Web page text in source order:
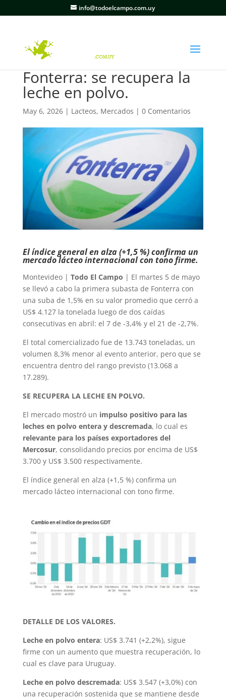
info@todoelcampo.com.uy
Fonterra: se recupera la
leche en polvo.
May 6, 2026| Lacteos, Mercados | 0 Comentarios
El índice general en alza (+1,5 %) confirma un
mercado lácteo internacional con tono firme.
Montevideo | Todo El Campo | El martes 5 de mayo
se llevó a cabo la primera subasta de Fonterra con
una suba de 1,5% en su valor promedio que cerró a
US$ 4.127 la tonelada luego de dos caídas
consecutivas en abril: el 7 de -3,4% y el 21 de -2,7%.
El total comercializado fue de 13.743 toneladas, un
volumen 8,3% menor al evento anterior, pero que se
encuentra dentro del rango previsto (13.068 a
17.289).
SE RECUPERA LA LECHE EN POLVO.
El mercado mostró un impulso positivo para las
leches en polvo entera y descremada, lo cual es
relevante para los países exportadores del
Mercosur, consolidando precios por encima de US$
3.700 y US$ 3.500 respectivamente.
El índice general en alza (+1,5 %) confirma un
mercado lácteo internacional con tono firme.
DETALLE DE LOS VALORES.
Leche en polvo entera: US$ 3.741 (+2,2%), sigue
firme con un aumento que muestra recuperación, lo
cual es clave para Uruguay.
Leche en polvo descremada: US$ 3.547 (+3,0%) con
una recuperación sostenida que se mantiene desde